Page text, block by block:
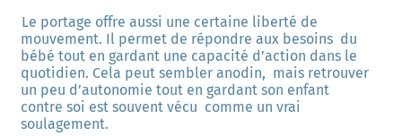
Le portage offre aussi une certaine liberté de
mouvement. Il permet de répondre aux besoins  du
bébé tout en gardant une capacité d’action dans le
quotidien. Cela peut sembler anodin,  mais retrouver
un peu d’autonomie tout en gardant son enfant
contre soi est souvent vécu  comme un vrai
soulagement.
NOUVELLE SELECTION DE
PRODUITS COFFRET JEUNE MAMAN